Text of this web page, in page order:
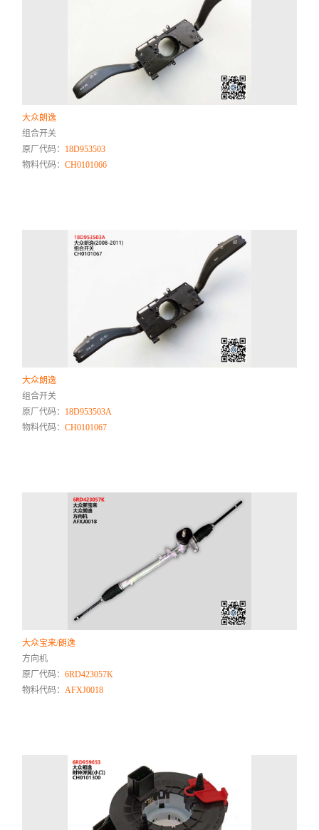
大众朗逸
组合开关
原厂代码： 18D953503
物料代码：CH0101066
大众朗逸
组合开关
原厂代码： 18D953503A
物料代码：CH0101067
大众宝来/朗逸
方向机
原厂代码：6RD423057K
物料代码：AFXJ0018